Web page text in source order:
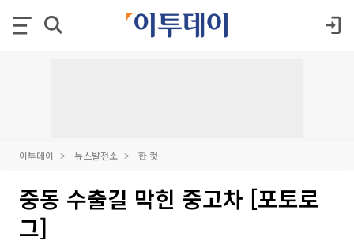
이투데이 뉴스발전소 한 컷
중동 수출길 막힌 중고차 [포토로
그]